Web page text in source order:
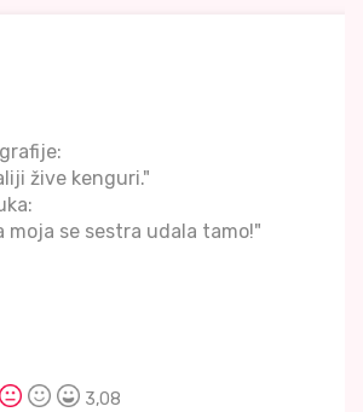
žive kenguri."
moja se sestra udala tamo!"
3,08